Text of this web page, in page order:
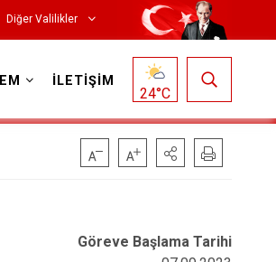
Diğer Valilikler
İLETİŞİM
24°C
Göreve Başlama Tarihi